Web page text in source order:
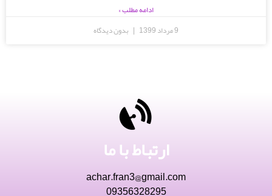
ادامه مطلب »
9 مرداد 1399
بدون دیدگاه
ارتباط با ما
achar.fran3@gmail.com
09356328295